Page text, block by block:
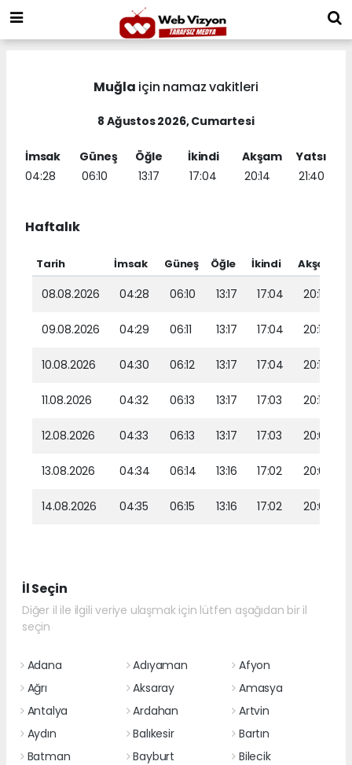
Muğla için namaz vakitleri
8 Ağustos 2026, Cumartesi
İmsak
04:28
Güneş
06:10
Öğle
13:17
İkindi
17:04
Akşam
20:14
Yatsı
21:40
Haftalık
Tarih İmsak Güneş Öğle İkindi Akşam
08.08.2026 04:28 06:10 13:17 17:04 20:14
09.08.2026 04:29 06:11 13:17 17:04 20:13
10.08.2026 04:30 06:12 13:17 17:04 20:12
11.08.2026 04:32 06:13 13:17 17:03 20:11
12.08.2026 04:33 06:13 13:17 17:03 20:09
13.08.2026 04:34 06:14 13:16 17:02 20:08
14.08.2026 04:35 06:15 13:16 17:02 20:07
İl Seçin
Diğer il ile ilgili veriye ulaşmak için lütfen aşağıdan bir il
seçin
Adana Adıyaman
Afyon
Ağrı
Aksaray
Amasya
Antalya
Ardahan
Artvin
Aydın
Balıkesir
Bartın
Batman
Bayburt
Bilecik